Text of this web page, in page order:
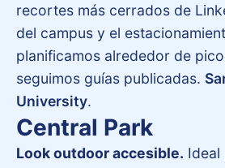
recortes más cerrados de
del campus y el
planificamos alrededor de
seguimos guías publicadas.
University.
Central Park
Look outdoor accesible. Ideal